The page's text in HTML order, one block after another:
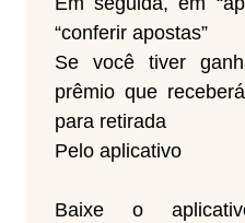
“conferir apostas”
Se você tiver
prêmio que
para retirada
Pelo aplicativo
Baixe o